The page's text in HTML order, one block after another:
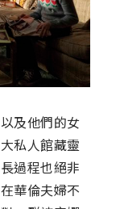
及他們的女
私人館藏靈
過程也絕非
華倫夫婦不